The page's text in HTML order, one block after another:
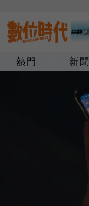
熱門 新聞